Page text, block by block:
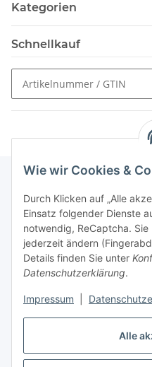
Alle
Wie wir Cookies &
Durch Klicken auf „Alle
Einsatz folgender Dienste
notwendig, ReCaptcha.
jederzeit ändern
Details finden Sie unter
Datenschutzerklärung.
Impressum
Kategorien
Schnellkauf
Schnellkauf
Gesetzliche Informationen